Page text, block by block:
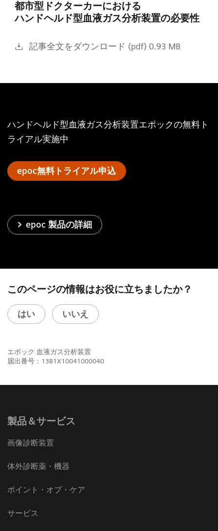
都市型ドクターカーにおける
ハンドヘルド型血液ガス分析装置の必要性
記事全文をダウンロード (pdf) 0.93 MB
ハンドヘルド型血液ガス分析装置エポックの無料ト
ライアル実施中
epoc無料トライアル申込
epoc 製品の詳細
このページの情報はお役に立ちましたか？
はい いいえ
エポック 血液ガス分析装置
届出番号：13B1X10041000040
製品＆サービス
画像診断装置
体外診断薬・機器
ポイント・オブ・ケア
サービス